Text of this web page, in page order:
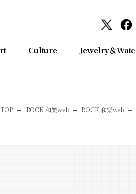
Culture Jewelry＆
TOP ROCK 和樂web ROCK 和樂web